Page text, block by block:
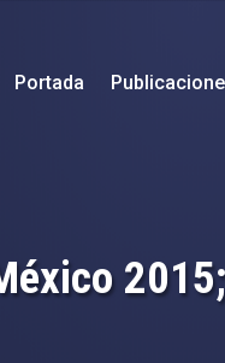
Portada